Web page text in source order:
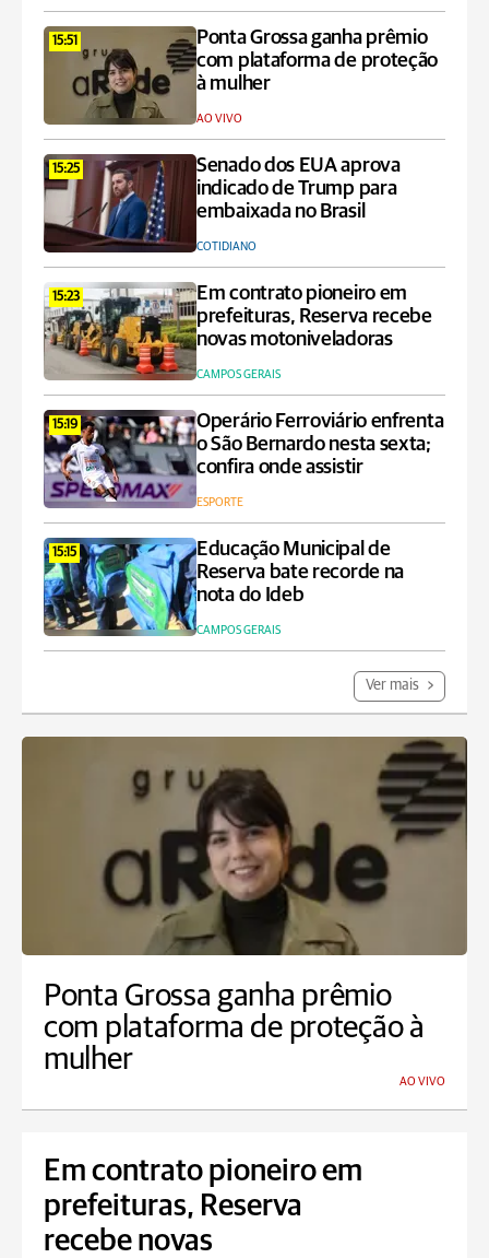
15:51
Ponta Grossa ganha prêmio
com plataforma de proteção
à mulher
AO VIVO
15:25
Senado dos EUA aprova
indicado de Trump para
embaixada no Brasil
COTIDIANO
15:23
Em contrato pioneiro em
prefeituras, Reserva recebe
novas motoniveladoras
CAMPOS GERAIS
15:19
Operário Ferroviário enfrenta
o São Bernardo nesta sexta;
confira onde assistir
ESPORTE
15:15
Educação Municipal de
Reserva bate recorde na
nota do Ideb
CAMPOS GERAIS
Ver mais
Ponta Grossa ganha prêmio
com plataforma de proteção à
mulher
AO VIVO
Em contrato pioneiro em
prefeituras, Reserva
recebe novas